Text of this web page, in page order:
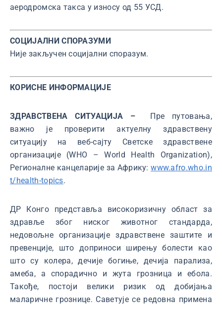
аеродромска такса у износу од 55 УСД.
СОЦИЈАЛНИ СПОРАЗУМИ
Није закључен социјални споразум.
КОРИСНЕ ИНФОРМАЦИЈЕ
ЗДРАВСТВЕНА СИТУАЦИЈА – Пре путовања,
важно је проверити актуелну здравствену
ситуацију на веб-сајту Светске здравствене
организације (WHO – World Health Organization),
Регионалне канцеларије за Африку:www.afro.who.in
t/health-topics.
ДР Конго представља високоризичну област за
здравље због ниског животног стандарда,
недовољне организације здравствене заштите и
превенције, што доприноси ширењу болести као
што су колера, дечије богиње, дечија парализа,
амеба, а спорадично и жута грозница и ебола.
Такође, постоји велики ризик од добијања
маларичне грознице. Саветује се редовна примена